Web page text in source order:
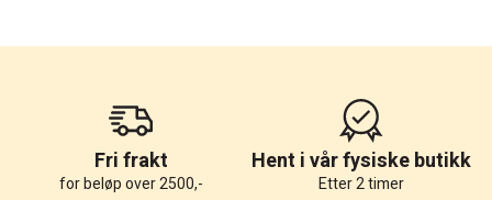
Fri frakt
for beløp over 2500,-
Hent i vår fysiske butikk
Etter 2 timer